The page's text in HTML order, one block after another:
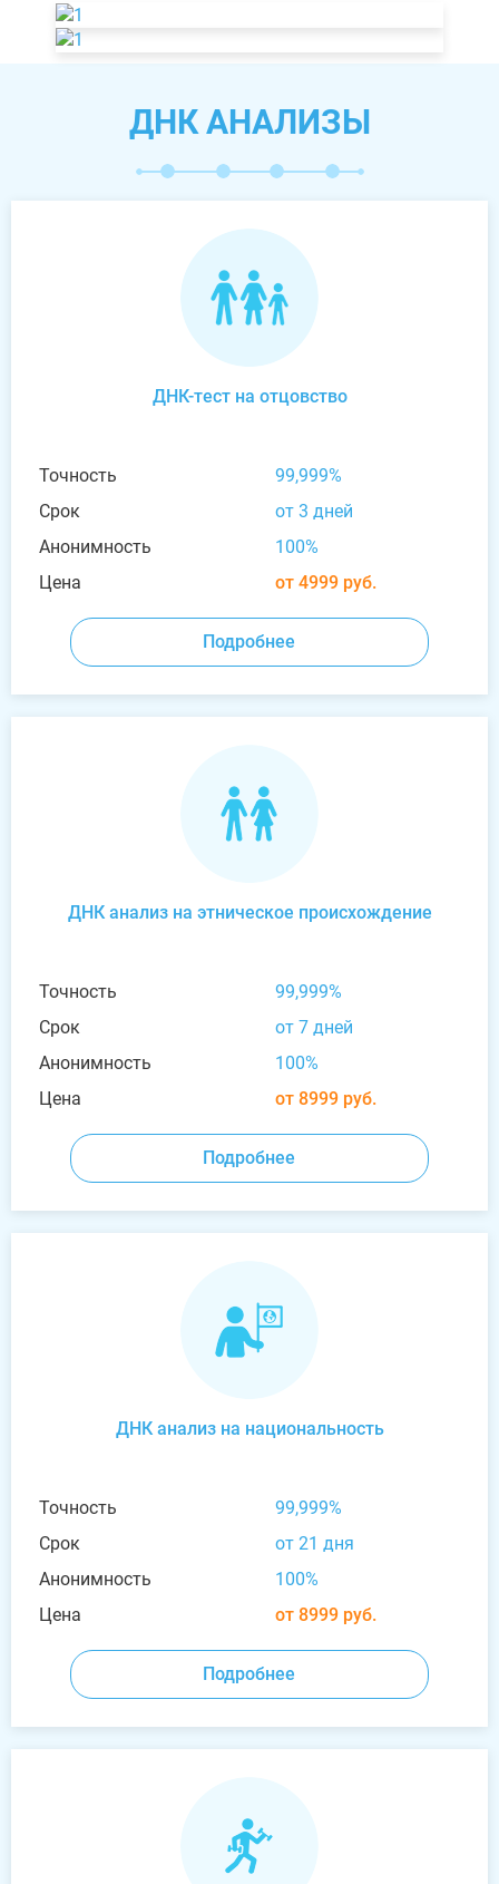
ДНК АНАЛИЗЫ
ДНК-тест на отцовство
Точность
99,999%
Срок
от 3 дней
Анонимность
100%
Цена
от 4999 руб.
Подробнее
ДНК анализ на этническое происхождение
Точность
99,999%
Срок
от 7 дней
Анонимность
100%
Цена
от 8999 руб.
Подробнее
ДНК анализ на национальность
Точность
99,999%
Срок
от 21 дня
Анонимность
100%
Цена
от 8999 руб.
Подробнее